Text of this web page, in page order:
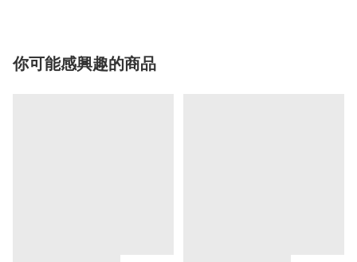
你可能感興趣的商品